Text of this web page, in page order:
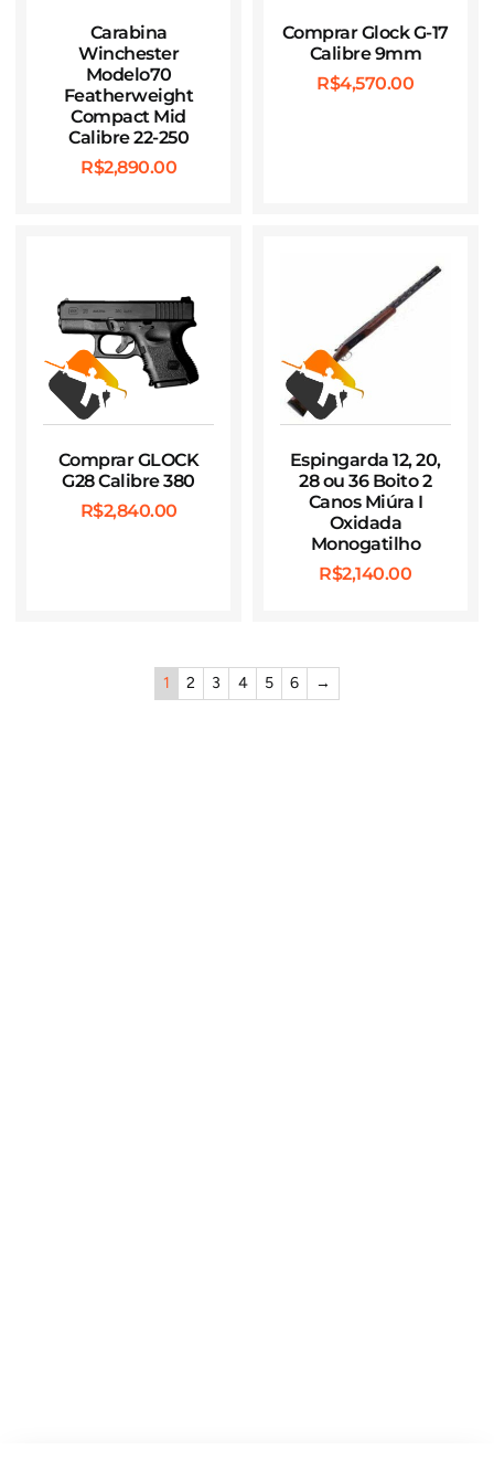
Carabina
Winchester
Modelo70
Featherweight
Compact Mid
Calibre 22-250
R$2,890.00
Comprar Glock G-17
Calibre 9mm
R$4,570.00
Comprar GLOCK
G28 Calibre 380
R$2,840.00
Espingarda 12, 20,
28 ou 36 Boito 2
Canos Miúra I
Oxidada
Monogatilho
R$2,140.00
1 2 3 4 5 6 →